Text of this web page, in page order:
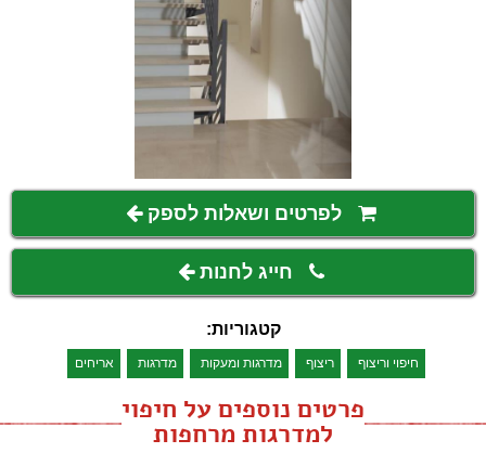
לפרטים ושאלות לספק
חייג לחנות
קטגוריות:
חיפוי וריצוף ריצוף מדרגות ומעקות מדרגות אריחים
פרטים נוספים על חיפוי
למדרגות מרחפות